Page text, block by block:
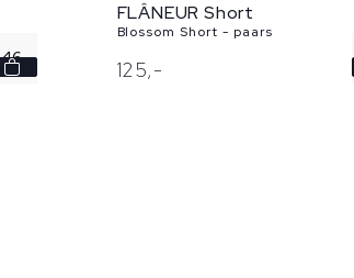
46
FLÂNEUR Short
Blossom Short - paars
125,-